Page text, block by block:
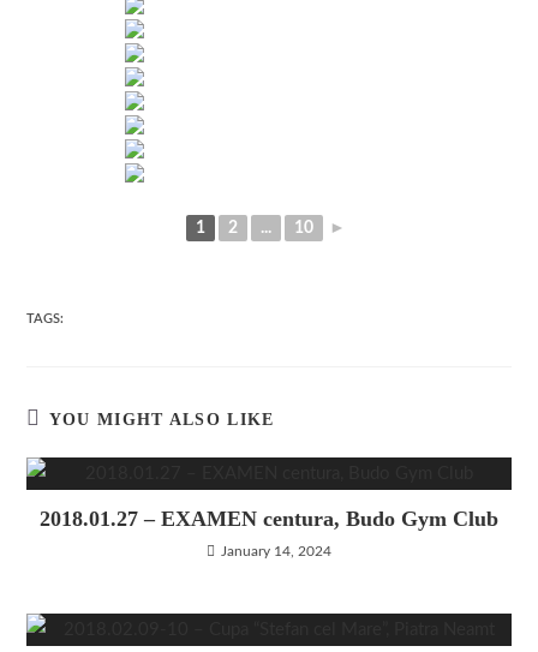
1 2 ... 10 ►
TAGS:
YOU MIGHT ALSO LIKE
2018.01.27 – EXAMEN centura, Budo Gym Club
January 14, 2024